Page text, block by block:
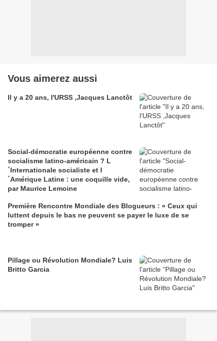
Vous aimerez aussi
Il y a 20 ans, l'URSS ,Jacques Lanctôt
Social-démocratie européenne contre
socialisme latino-américain ? L
´Internationale socialiste et l
´Amérique Latine : une coquille vide,
par Maurice Lemoine
Première Rencontre Mondiale des Blogueurs : « Ceux qui
luttent depuis le bas ne peuvent se payer le luxe de se
tromper »
Pillage ou Révolution Mondiale? Luis
Britto Garcia